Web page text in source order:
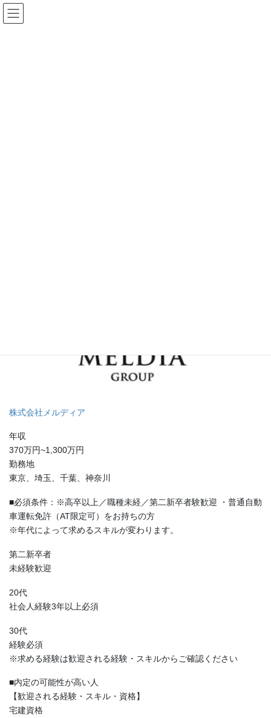
コ
ン
ナ
ビ
株式会社メルディア
年収
370万円~1,300万円
勤務地
東京、埼玉、千葉、神奈川
■必須条件：※高卒以上／職種未経／第二新卒者験歓迎 ・普通自動
車運転免許（AT限定可）をお持ちの方
※年代によって求めるスキルが変わります。
第二新卒者
未経験歓迎
20代
社会人経験3年以上必須
30代
経験必須
※求める経験は歓迎される経験・スキルからご確認ください
■内定の可能性が高い人
【歓迎される経験・スキル・資格】
宅建資格